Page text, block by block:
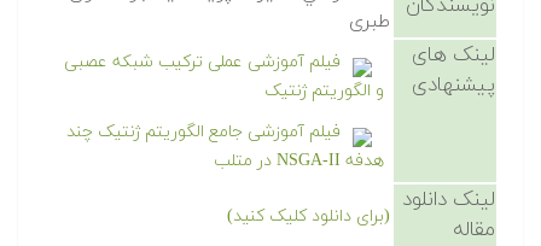
نویسندگان
طبری
لینک های
پیشنهادی
فیلم آموزشی عملی ترکیب شبکه عصبی
و الگوریتم ژنتیک
فیلم آموزشی جامع الگوریتم ژنتیک چند
هدفه NSGA-II در متلب
لینک دانلود
مقاله
(برای دانلود کلیک کنید)